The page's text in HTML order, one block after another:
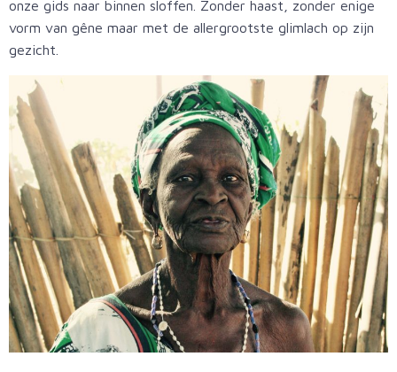
onze gids naar binnen sloffen. Zonder haast, zonder enige
vorm van gêne maar met de allergrootste glimlach op zijn
gezicht.